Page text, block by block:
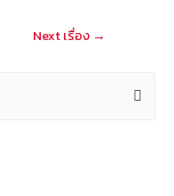
at
Next เรื่อง →